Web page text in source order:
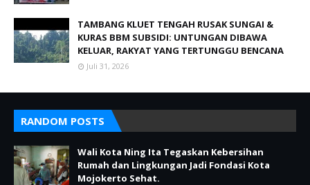
TAMBANG KLUET TENGAH RUSAK SUNGAI &
KURAS BBM SUBSIDI: UNTUNGAN DIBAWA
KELUAR, RAKYAT YANG TERTUNGGU BENCANA
Juli 31, 2026
RANDOM POSTS
Wali Kota Ning Ita Tegaskan Kebersihan
Rumah dan Lingkungan Jadi Fondasi Kota
Mojokerto Sehat.